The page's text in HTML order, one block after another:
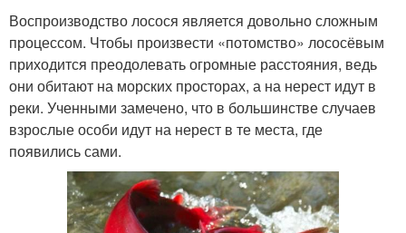
Воспроизводство лосося является довольно сложным
процессом. Чтобы произвести «потомство» лососёвым
приходится преодолевать огромные расстояния, ведь
они обитают на морских просторах, а на нерест идут в
реки. Ученными замечено, что в большинстве случаев
взрослые особи идут на нерест в те места, где
появились сами.